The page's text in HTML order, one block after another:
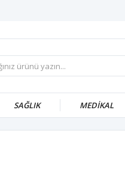
SAĞLIK MEDİKAL